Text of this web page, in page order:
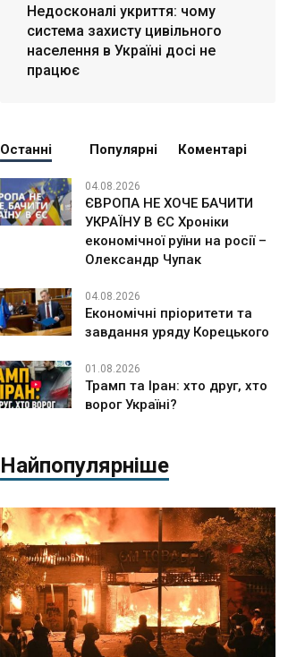
Недосконалі укриття: чому
система захисту цивільного
населення в Україні досі не
працює
Останні Популярні Коментарі
04.08.2026
ЄВРОПА НЕ ХОЧЕ БАЧИТИ
УКРАЇНУ В ЄС Хроніки
економічної руїни на росії –
Олександр Чупак
04.08.2026
Економічні пріоритети та
завдання уряду Корецького
01.08.2026
Трамп та Іран: хто друг, хто
ворог Україні?
Найпопулярніше